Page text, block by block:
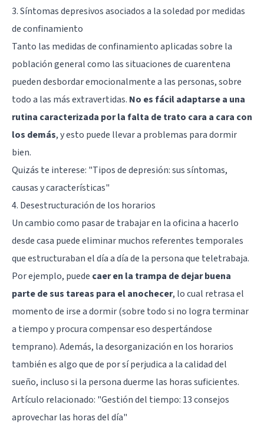
3. Síntomas depresivos asociados a la soledad por medidas
de confinamiento
Tanto las medidas de confinamiento aplicadas sobre la
población general como las situaciones de cuarentena
pueden desbordar emocionalmente a las personas, sobre
todo a las másextravertidas. No es fácil adaptarse a una
rutina caracterizada por la falta de trato cara a cara con
los demás, y esto puede llevar a problemas para dormir
bien.
Quizás te interese: "Tipos de depresión: sus síntomas,
causas y características"
4. Desestructuración de los horarios
Un cambio como pasar de trabajar en la oficina a hacerlo
desde casa puede eliminar muchos referentes temporales
que estructuraban el día a día de la persona que teletrabaja.
Por ejemplo, puede caer en la trampa de dejar buena
parte de sus tareas para el anochecer, lo cual retrasa el
momento de irse a dormir (sobre todo si no logra terminar
a tiempo y procura compensar eso despertándose
temprano). Además, la desorganización en los horarios
también es algo que de por sí perjudica a la calidad del
sueño, incluso si la persona duerme las horas suficientes.
Artículo relacionado: "Gestión del tiempo: 13 consejos
aprovechar las horas del día"